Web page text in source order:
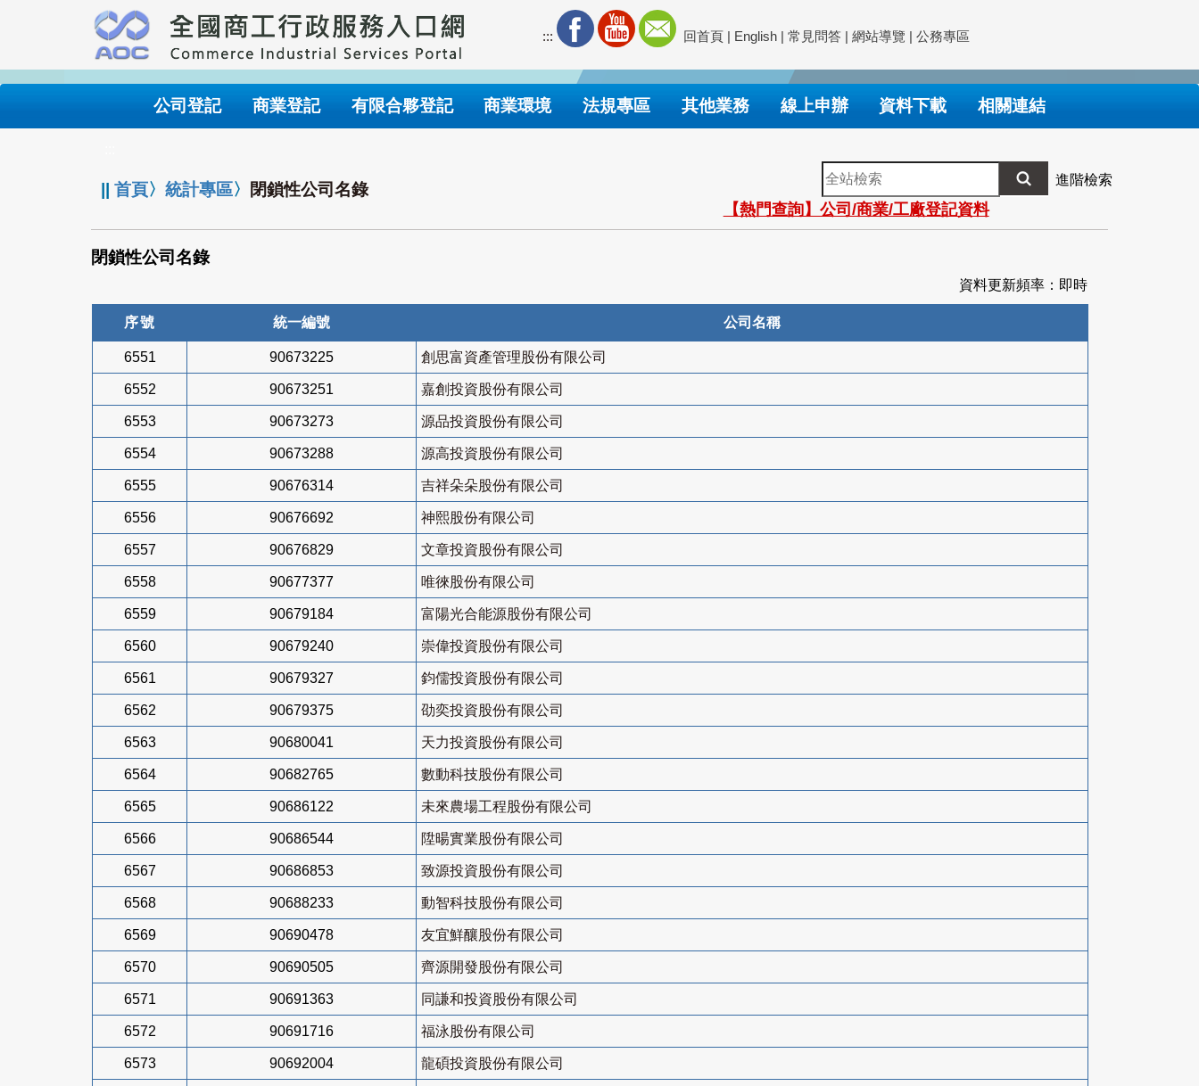
要
內
::: 回首頁 | English | 常見問答 | 網站導覽 | 公務專區
公司登記 商業登記 有限合夥登記 商業環境 法規專區 其他業務 線上申辦 資料下載 相關連結
||首頁〉統計專區〉 閉鎖性公司名錄
全
站
檢
索
進階檢索
【熱門查詢】公司/商業/工廠登記資料
閉鎖性公司名錄
資料更新頻率：即時
序號 統一編號 公司名稱
6551 90673225 創思富資產管理股份有限公司
6552 90673251 嘉創投資股份有限公司
6553 90673273 源品投資股份有限公司
6554 90673288 源高投資股份有限公司
6555 90676314 吉祥朵朵股份有限公司
6556 90676692 神熙股份有限公司
6557 90676829 文章投資股份有限公司
6558 90677377 唯徠股份有限公司
6559 90679184 富陽光合能源股份有限公司
6560 90679240 崇偉投資股份有限公司
6561 90679327 鈞儒投資股份有限公司
6562 90679375 劭奕投資股份有限公司
6563 90680041 天力投資股份有限公司
6564 90682765 數動科技股份有限公司
6565 90686122 未來農場工程股份有限公司
6566 90686544 陞暘實業股份有限公司
6567 90686853 致源投資股份有限公司
6568 90688233 動智科技股份有限公司
6569 90690478 友宜鮮釀股份有限公司
6570 90690505 齊源開發股份有限公司
6571 90691363 同謙和投資股份有限公司
6572 90691716 福泳股份有限公司
6573 90692004 龍碩投資股份有限公司